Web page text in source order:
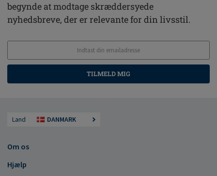
begynde at modtage skræddersyede
nyhedsbreve, der er relevante for din livsstil.
TILMELD MIG
Land DANMARK
Om os
Hjælp